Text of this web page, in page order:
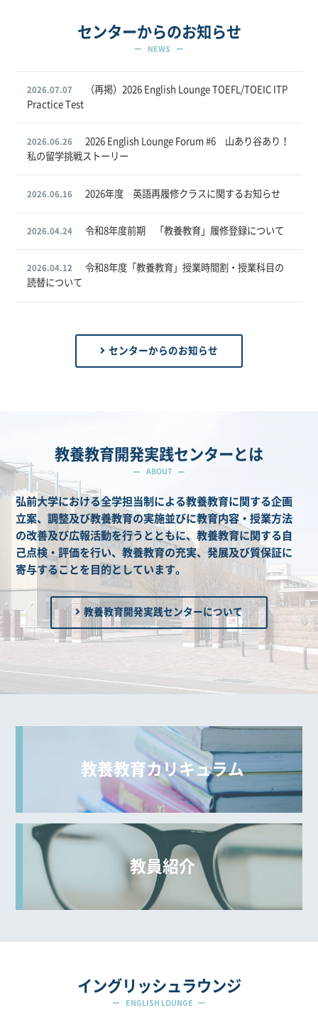
センターからのお知らせ
NEWS
2026.07.07
（再掲）2026 English Lounge TOEFL/TOEIC ITP
Practice Test
2026.06.26
2026 English Lounge Forum #6 山あり谷あり！
私の留学挑戦ストーリー
2026.06.16 2026年度 英語再履修クラスに関するお知らせ
2026.04.24 令和8年度前期 「教養教育」履修登録について
2026.04.12
令和8年度「教養教育」授業時間割・授業科目の
読替について
センターからのお知らせ
教養教育開発実践センターとは
ABOUT
弘前大学における全学担当制による教養教育に関する企画
立案、調整及び教養教育の実施並びに教育内容・授業方法
の改善及び広報活動を行うとともに、教養教育に関する自
己点検・評価を行い、教養教育の充実、発展及び質保証に
寄与することを目的としています。
教養教育開発実践センターについて
教養教育カリキュラム
教員紹介
イングリッシュラウンジ
ENGLISH LOUNGE